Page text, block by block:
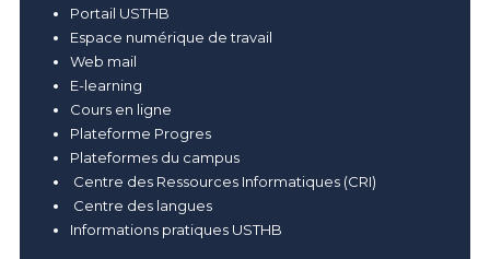
Portail USTHB
Espace numérique de travail
Web mail
E-learning
Cours en ligne
Plateforme Progres
Plateformes du campus
Centre des Ressources Informatiques (CRI)
Centre des langues
Informations pratiques USTHB